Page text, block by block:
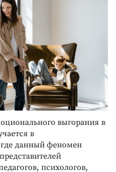
выгорания в
в
данный феномен
психологов,